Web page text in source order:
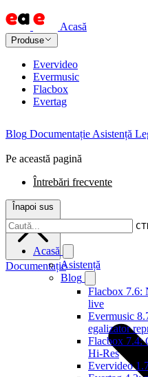
Acasă
Produse
Evervideo
Evermusic
Flacbox
Evertag
Blog Documentație Asistență
Acasă
Asistență
Blog
Flacbox 7.6:
live
Evermusic
egalizator
Flacbox 7.4:
Hi-Res
Evervideo
Pe această pagină
Întrebări frecvente
Înapoi sus
Documentație